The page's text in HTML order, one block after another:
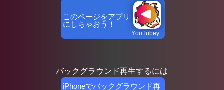
このページをアプリ
にしちゃおう！
YouTubey
バックグラウンド再生するには
iPhoneでバックグラウンド再